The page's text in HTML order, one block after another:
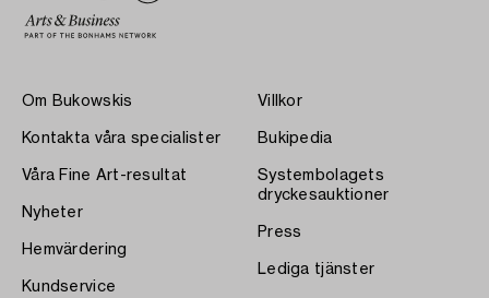
Om Bukowskis
Kontakta våra specialister
Våra Fine Art-resultat
Nyheter
Hemvärdering
Kundservice
Villkor
Bukipedia
Systembolagets
dryckesauktioner
Press
Lediga tjänster